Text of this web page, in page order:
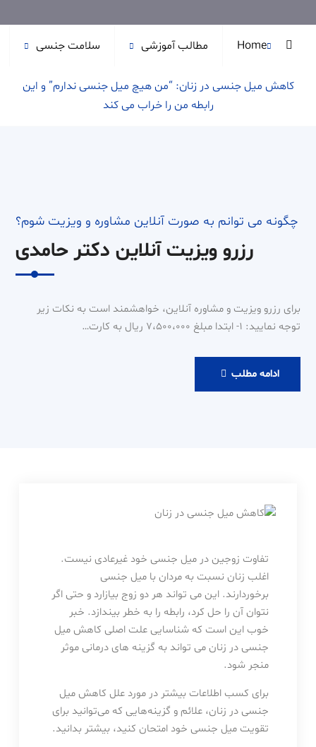
Home مطالب آموزشی سلامت جنسی
کاهش میل جنسی در زنان: “من هیچ میل جنسی ندارم” و این
رابطه من را خراب می کند
چگونه می توانم به صورت آنلاین مشاوره و ویزیت شوم؟
رزرو ویزیت آنلاین دکتر حامدی
برای رزرو ویزیت و مشاوره آنلاین، خواهشمند است به نکات زیر
توجه نمایید: 1- ابتدا مبلغ 7،500،000 ریال به کارت…
ادامه مطلبرزرو
ویزیت
تفاوت زوجین در میل جنسی خود غیرعادی نیست.
اغلب زنان نسبت به مردان با میل جنسی
برخوردارند. این می تواند هر دو زوج بیازارد و حتی اگر
نتوان آن را حل کرد، رابطه را به خطر بیندازد. خبر
خوب این است که شناسایی علت اصلی کاهش میل
جنسی در زنان می تواند به گزینه های درمانی موثر
منجر شود.
برای کسب اطلاعات بیشتر در مورد علل کاهش میل
جنسی در زنان، علائم و گزینه‌هایی که می‌توانید برای
تقویت میل جنسی خود امتحان کنید، بیشتر بدانید.